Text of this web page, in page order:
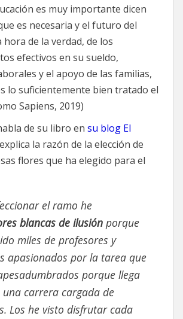
es muy importante dicen
es necesaria y el futuro del
hora de la verdad, de los
efectivos en su sueldo,
y el apoyo de las familias,
lo suficientemente bien tratado el
Sapiens, 2019)
de su libro en su blog El
la razón de la elección de
flores que ha elegido para el
el ramo he
blancas de ilusión porque
miles de profesores y
apasionados por la tarea que
porque llega
carrera cargada de
Los he visto disfrutar cada